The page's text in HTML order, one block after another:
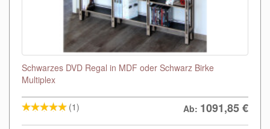
Schwarzes DVD Regal in MDF oder Schwarz Birke
Multiplex
(1) Ab: 1091,85€